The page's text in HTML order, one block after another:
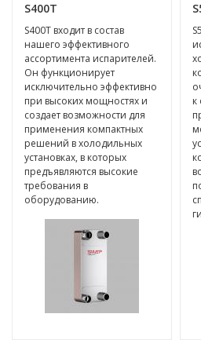
S400T
S400T входит в состав
нашего эффективного
ассортимента испарителей.
Он функционирует
исключительно эффективно
при высоких мощностях и
создает возможности для
применения компактных
решений в холодильных
установках, в которых
предъявляются высокие
требования в
оборудованию.
к